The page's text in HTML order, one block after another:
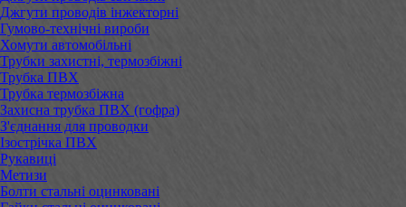
Джгути проводів інжекторні
Гумово-технічні вироби
Хомути автомобільні
Трубки захистні, термозбіжні
Трубка ПВХ
Трубка термозбіжна
Захисна трубка ПВХ (гофра)
З'єднання для проводки
Ізострічка ПВХ
Рукавиці
Метизи
Болти стальні оцинковані